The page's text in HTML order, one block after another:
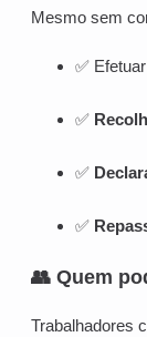
Mesmo sem
✅
✅
✅
✅
👥 Quem
Trabalhadores